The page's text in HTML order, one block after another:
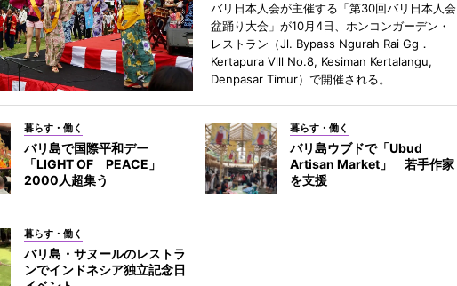
バリ日本人会が主催する「第30回バリ日本人会
盆踊り大会」が10月4日、ホンコンガーデン・
レストラン（Jl. Bypass Ngurah Rai Gg．
Kertapura Vlll No.8, Kesiman Kertalangu,
Denpasar Timur）で開催される。
暮らす・働く
バリ島で国際平和デー
「LIGHT OF PEACE」
2000人超集う
暮らす・働く
バリ島ウブドで「Ubud
Artisan Market」 若手作家
を支援
暮らす・働く
バリ島・サヌールのレストラ
ンでインドネシア独立記念日